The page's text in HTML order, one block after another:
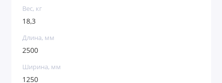
Вес, кг
18,3
Длина, мм
2500
Ширина, мм
1250